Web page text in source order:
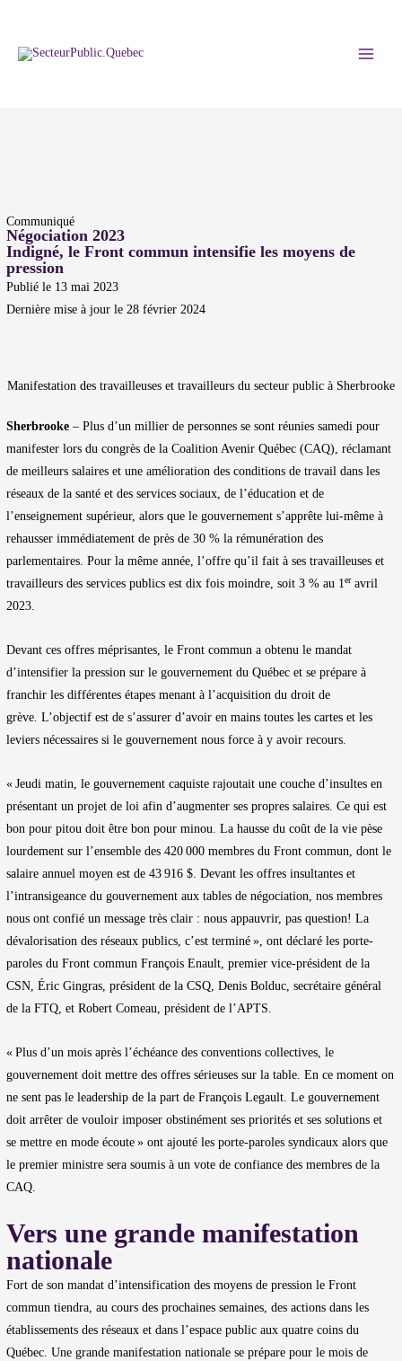
contenu
Communiqué
Négociation 2023
Indigné, le Front commun intensifie les moyens de
pression
Publié le 13 mai 2023
Dernière mise à jour le 28 février 2024
Manifestation des travailleuses et travailleurs du secteur public à Sherbrooke
Sherbrooke– Plus d’un millier de personnes se sont réunies samedi pour
manifester lors du congrès de la Coalition Avenir Québec (CAQ), réclamant
de meilleurs salaires et une amélioration des conditions de travail dans les
réseaux de la santé et des services sociaux, de l’éducation et de
l’enseignement supérieur, alors que le gouvernement s’apprête lui-même à
rehausser immédiatement de près de 30 % la rémunération des
parlementaires. Pour la même année, l’offre qu’il fait à ses travailleuses et
travailleurs des services publics est dix fois moindre, soit 3 % au 1eravril
2023.
Devant ces offres méprisantes, le Front commun a obtenu le mandat
d’intensifier la pression sur le gouvernement du Québec et se prépare à
franchir les différentes étapes menant à l’acquisition du droit de
grève. L’objectif est de s’assurer d’avoir en mains toutes les cartes et les
leviers nécessaires si le gouvernement nous force à y avoir recours.
« Jeudi matin, le gouvernement caquiste rajoutait une couche d’insultes en
présentant un projet de loi afin d’augmenter ses propres salaires. Ce qui est
bon pour pitou doit être bon pour minou. La hausse du coût de la vie pèse
lourdement sur l’ensemble des 420 000 membres du Front commun, dont le
salaire annuel moyen est de 43 916 $. Devant les offres insultantes et
l’intransigeance du gouvernement aux tables de négociation, nos membres
nous ont confié un message très clair : nous appauvrir, pas question! La
dévalorisation des réseaux publics, c’est terminé », ont déclaré les porte-
paroles du Front commun François Enault, premier vice-président de la
CSN, Éric Gingras, président de la CSQ, Denis Bolduc, secrétaire général
de la FTQ, et Robert Comeau, président de l’APTS.
« Plus d’un mois après l’échéance des conventions collectives, le
gouvernement doit mettre des offres sérieuses sur la table. En ce moment on
ne sent pas le leadership de la part de François Legault. Le gouvernement
doit arrêter de vouloir imposer obstinément ses priorités et ses solutions et
se mettre en mode écoute » ont ajouté les porte-paroles syndicaux alors que
le premier ministre sera soumis à un vote de confiance des membres de la
CAQ.
Vers une grande manifestation
nationale
Fort de son mandat d’intensification des moyens de pression le Front
commun tiendra, au cours des prochaines semaines, des actions dans les
établissements des réseaux et dans l’espace public aux quatre coins du
Québec. Une grande manifestation nationale se prépare pour le mois de